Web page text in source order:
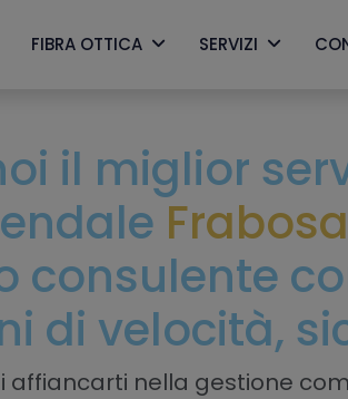
FIBRA OTTICA SERVIZI
il miglior
consulente
di velocità,
affiancarti nella gestione